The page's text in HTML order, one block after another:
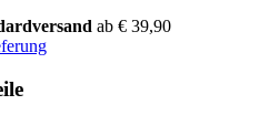
ab € 39,90